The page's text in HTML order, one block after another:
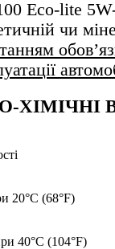
Eco-lite
чи
ХІМІЧНІ
20°C (68°F)
40°C (104°F)